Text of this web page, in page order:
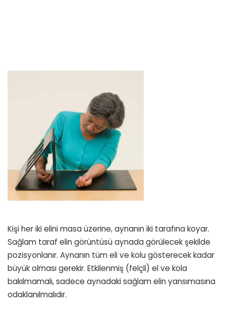
Kişi her iki elini masa üzerine, aynanın iki tarafına koyar.
Sağlam taraf elin görüntüsü aynada görülecek şekilde
pozisyonlanır. Aynanın tüm eli ve kolu gösterecek kadar
büyük olması gerekir. Etkilenmiş (felçli) el ve kola
bakılmamalı, sadece aynadaki sağlam elin yansımasına
odaklanılmalıdır.